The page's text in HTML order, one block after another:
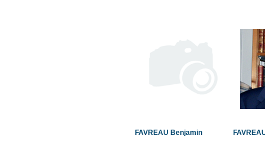
FAVREAU Benjamin